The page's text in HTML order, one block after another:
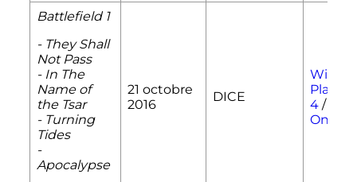
Battlefield 1
- They Shall
Not Pass
- In The
Name of
the Tsar
- Turning
Tides
-
Apocalypse
21 octobre
2016
DICE
4/
One